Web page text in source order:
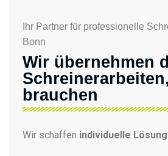
Ihr Partner für professionelle
Bonn
Wir übernehmen
brauchen
Wir schaffen individuelle